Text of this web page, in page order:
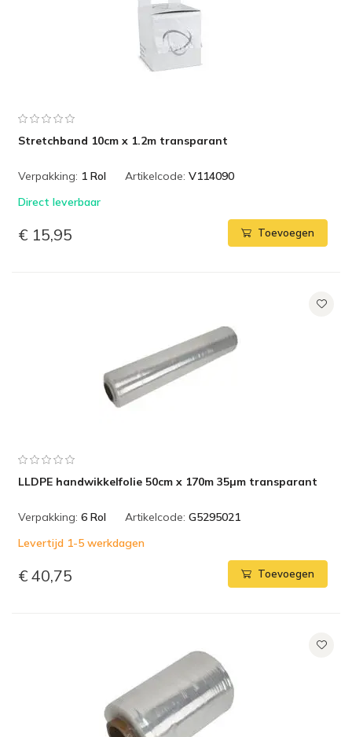
Stretchband 10cm x 1.2m transparant
Verpakking: 1 Rol Artikelcode: V114090
Direct leverbaar
€ 15,95 Toevoegen
LLDPE handwikkelfolie 50cm x 170m 35µm transparant
Verpakking: 6 Rol Artikelcode: G5295021
Levertijd 1-5 werkdagen
€ 40,75 Toevoegen